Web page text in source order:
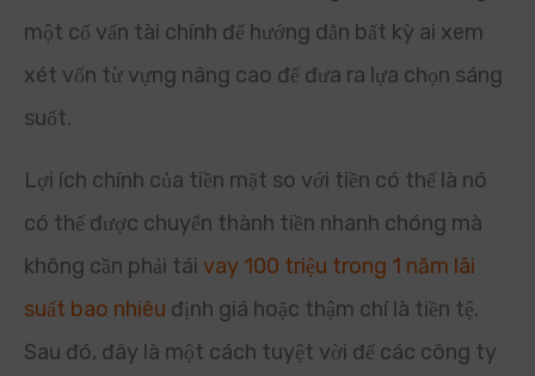
một cố vấn tài chính để hướng dẫn bất kỳ ai xem
xét vốn từ vựng nâng cao để đưa ra lựa chọn sáng
suốt.
Lợi ích chính của tiền mặt so với tiền có thể là nó
có thể được chuyển thành tiền nhanh chóng mà
không cần phải tái vay 100 triệu trong 1 năm lãi
suất bao nhiêu định giá hoặc thậm chí là tiền tệ.
Sau đó, đây là một cách tuyệt vời để các công ty